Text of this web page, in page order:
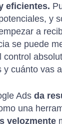
eficientes.
y
a
se puede
control
y cuánto vas
Ads da
una
velozmente